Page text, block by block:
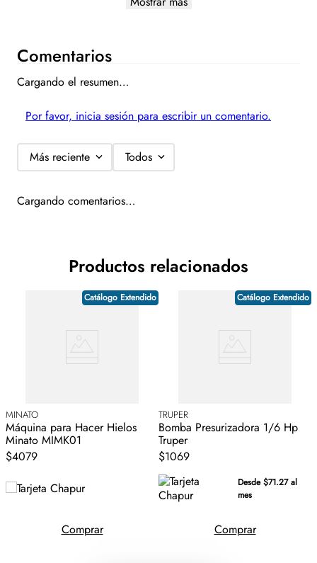
giro de 180°. Al dar la vuelta a la parte superior de la máquina y
Función de Deshidratación:
obtener bocadillos nutritivos y sabrosos de manera sencilla.
Control Digital y Precisión:
Su interfaz digital permite una gestión
exacta de las funciones, asegurando resultados óptimos tanto en
Capacidad Familiar:
Con 5.5 litros, ofrece el espacio ideal para
Comentarios
Cargando el resumen…
Por favor, inicia sesión para escribir un comentario.
Más reciente Todos
Cargando comentarios…
Productos relacionados
Catálogo Extendido
MINATO
Máquina para Hacer Hielos
Minato MIMK01
$4079
Comprar
Catálogo Extendido
TRUPER
Bomba Presurizadora 1/6 Hp
Truper
$1069
Desde $71.27 al
mes
Comprar